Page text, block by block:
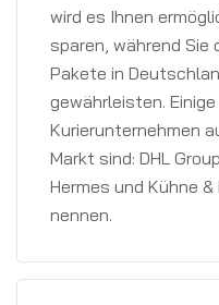
wird es Ihnen
sparen, während Sie
Pakete in
gewährleisten.
Kurierunternehmen
Markt sind: DHL
Hermes und Kühne
nennen.